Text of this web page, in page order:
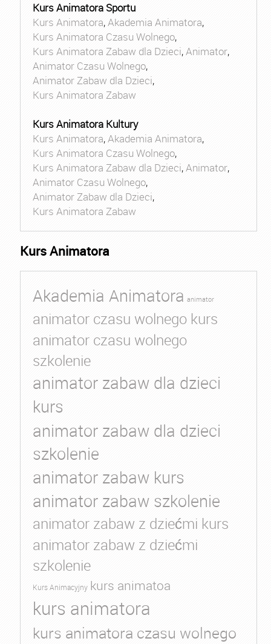
Kurs Animatora Sportu
Kurs Animatora,Akademia Animatora,
Kurs Animatora Czasu Wolnego,
Kurs Animatora Zabaw dla Dzieci,Animator,
Animator Czasu Wolnego,
Animator Zabaw dla Dzieci,
Kurs Animatora Zabaw
Kurs Animatora Kultury
Kurs Animatora,Akademia Animatora,
Kurs Animatora Czasu Wolnego,
Kurs Animatora Zabaw dla Dzieci,Animator,
Animator Czasu Wolnego,
Animator Zabaw dla Dzieci,
Kurs Animatora Zabaw
Kurs Animatora
Akademia Animatora animator
animator czasu wolnego kurs
animator czasu wolnego
szkolenie
animator zabaw dla dzieci
kurs
animator zabaw dla dzieci
szkolenie
animator zabaw kurs
animator zabaw szkolenie
animator zabaw z dziećmi kurs
animator zabaw z dziećmi
szkolenie
Kurs Animacyjny kurs animatoa
kurs animatora
kurs animatora czasu wolnego